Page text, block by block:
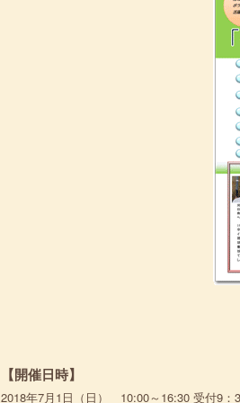
【開催日時】
2018年7月1日（日） 10:00～16:30 受付9：